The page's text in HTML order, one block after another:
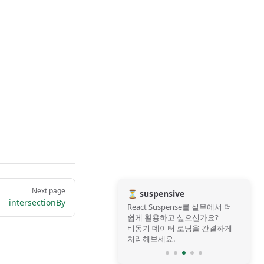
Next page
intersectionBy
⏳ suspensive
React Suspense를 실무에서 더
쉽게 활용하고 싶으신가요?
비동기 데이터 로딩을 간결하게
처리해보세요.